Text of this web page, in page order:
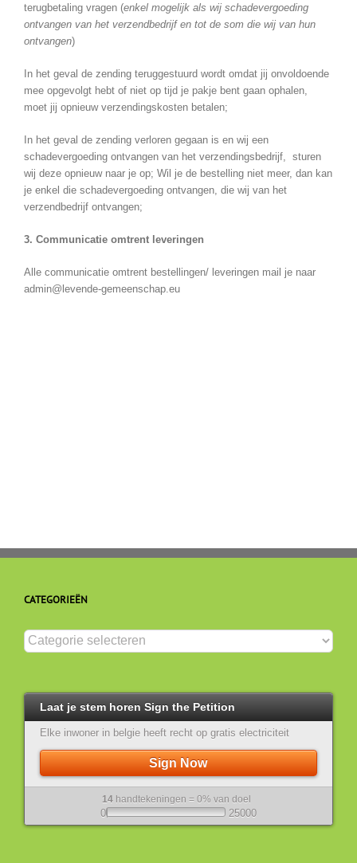
terugbetaling vragen (enkel mogelijk als wij schadevergoeding
ontvangen van het verzendbedrijf en tot de som die wij van hun
ontvangen)
In het geval de zending teruggestuurd wordt omdat jij onvoldoende
mee opgevolgt hebt of niet op tijd je pakje bent gaan ophalen,
moet jij opnieuw verzendingskosten betalen;
In het geval de zending verloren gegaan is en wij een
schadevergoeding ontvangen van het verzendingsbedrijf, sturen
wij deze opnieuw naar je op; Wil je de bestelling niet meer, dan kan
je enkel die schadevergoeding ontvangen, die wij van het
verzendbedrijf ontvangen;
3. Communicatie omtrent leveringen
Alle communicatie omtrent bestellingen/ leveringen mail je naar
admin@levende-gemeenschap.eu
CATEGORIEËN
Categorieën
Laat je stem horen Sign the Petition
Elke inwoner in belgie heeft recht op gratis electriciteit
Sign Now
14 handtekeningen = 0% van doel
0 25000